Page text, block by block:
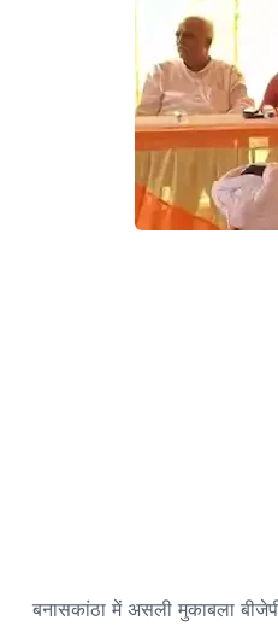
बनासकांठा में असली मुकाबला